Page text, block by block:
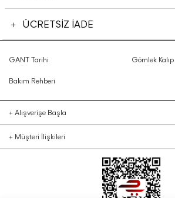
ÜCRETSİZ İADE
GANT Tarihi Gömlek
Bakım Rehberi
+ Alışverişe Başla
+ Müşteri İlişkileri